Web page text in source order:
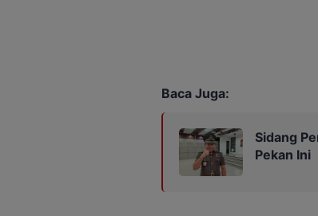
Baca Juga:
Sidang
Pekan Ini